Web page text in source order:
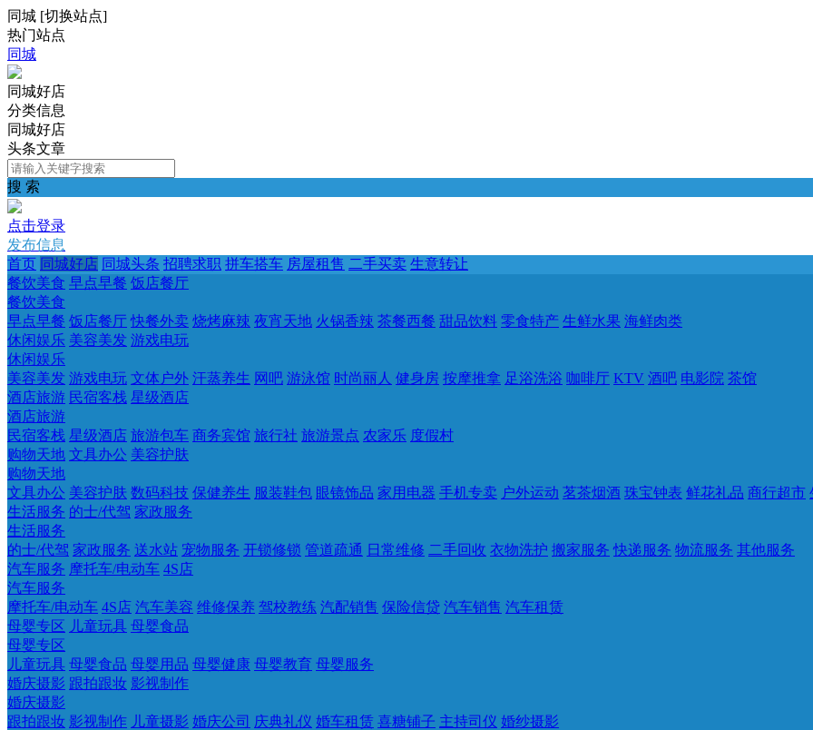
同城 [切换站点]
热门站点
同城
同城好店
分类信息
同城好店
头条文章
搜 索
点击登录
发布信息
首页 同城好店 同城头条 招聘求职 拼车搭车 房屋租售 二手买卖 生意转让
餐饮美食 早点早餐 饭店餐厅
餐饮美食
早点早餐 饭店餐厅 快餐外卖 烧烤麻辣 夜宵天地 火锅香辣 茶餐西餐 甜品饮料 零食特产 生鲜水果 海鲜肉类
休闲娱乐 美容美发 游戏电玩
休闲娱乐
美容美发 游戏电玩 文体户外 汗蒸养生 网吧 游泳馆 时尚丽人 健身房 按摩推拿 足浴洗浴 咖啡厅 KTV 酒吧 电影院 茶馆
酒店旅游 民宿客栈 星级酒店
酒店旅游
民宿客栈 星级酒店 旅游包车 商务宾馆 旅行社 旅游景点 农家乐 度假村
购物天地 文具办公 美容护肤
购物天地
文具办公 美容护肤 数码科技 保健养生 服装鞋包 眼镜饰品 家用电器 手机专卖 户外运动 茗茶烟酒 珠宝钟表 鲜花礼品 商行超市
生活服务 的士/代驾 家政服务
生活服务
的士/代驾 家政服务 送水站 宠物服务 开锁修锁 管道疏通 日常维修 二手回收 衣物洗护 搬家服务 快递服务 物流服务 其他服务
汽车服务 摩托车/电动车 4S店
汽车服务
摩托车/电动车 4S店 汽车美容 维修保养 驾校教练 汽配销售 保险信贷 汽车销售 汽车租赁
母婴专区 儿童玩具 母婴食品
母婴专区
儿童玩具 母婴食品 母婴用品 母婴健康 母婴教育 母婴服务
婚庆摄影 跟拍跟妆 影视制作
婚庆摄影
跟拍跟妆 影视制作 儿童摄影 婚庆公司 庆典礼仪 婚车租赁 喜糖铺子 主持司仪 婚纱摄影